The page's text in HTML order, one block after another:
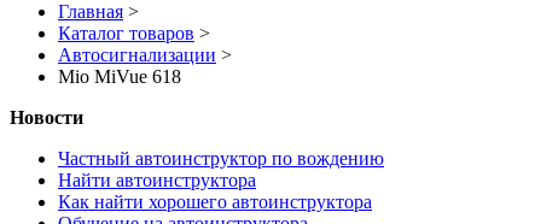
Главная >
Каталог товаров >
Автосигнализации >
Mio MiVue 618
Новости
Частный автоинструктор по вождению
Найти автоинструктора
Как найти хорошего автоинструктора